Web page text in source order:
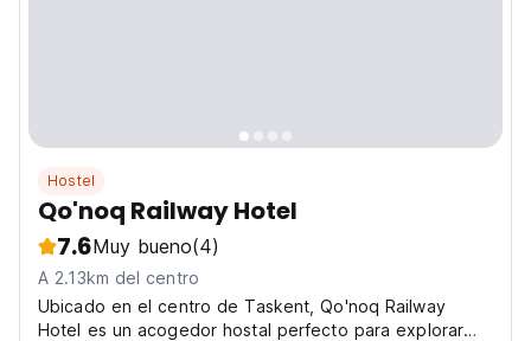
Hostel
Qo'noq Railway Hotel
7.6Muy bueno(4)
A 2.13km del centro
Ubicado en el centro de Taskent, Qo'noq Railway
Hotel es un acogedor hostal perfecto para explorar